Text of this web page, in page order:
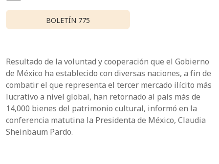
BOLETÍN 775
Resultado de la voluntad y cooperación que el Gobierno
de México ha establecido con diversas naciones, a fin de
combatir el que representa el tercer mercado ilícito más
lucrativo a nivel global, han retornado al país más de
14,000 bienes del patrimonio cultural, informó en la
conferencia matutina la Presidenta de México, Claudia
Sheinbaum Pardo.